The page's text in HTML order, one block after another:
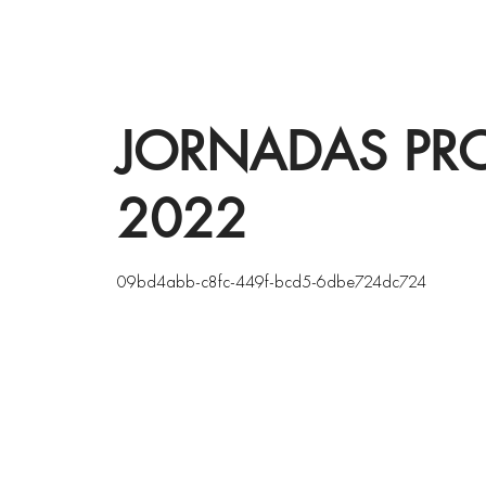
JORNADAS
2022
09bd4abb-c8fc-449f-bcd5-6dbe724dc724